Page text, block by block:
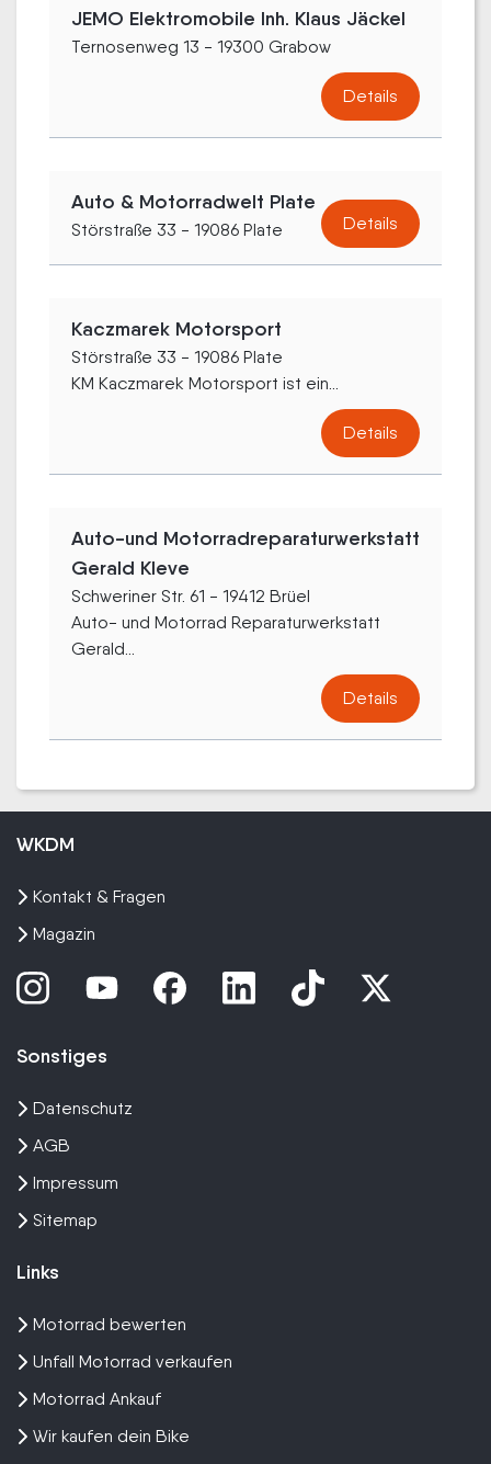
JEMO Elektromobile Inh. Klaus Jäckel
Ternosenweg 13 - 19300 Grabow
Details
Auto & Motorradwelt Plate
Störstraße 33 - 19086 Plate Details
Kaczmarek Motorsport
Störstraße 33 - 19086 Plate
KM Kaczmarek Motorsport ist ein...
Details
Auto-und Motorradreparaturwerkstatt
Gerald Kleve
Schweriner Str. 61 - 19412 Brüel
Auto- und Motorrad Reparaturwerkstatt
Gerald...
Details
WKDM
Kontakt & Fragen
Magazin
Sonstiges
Datenschutz
AGB
Impressum
Sitemap
Links
Motorrad bewerten
Unfall Motorrad verkaufen
Motorrad Ankauf
Wir kaufen dein Bike